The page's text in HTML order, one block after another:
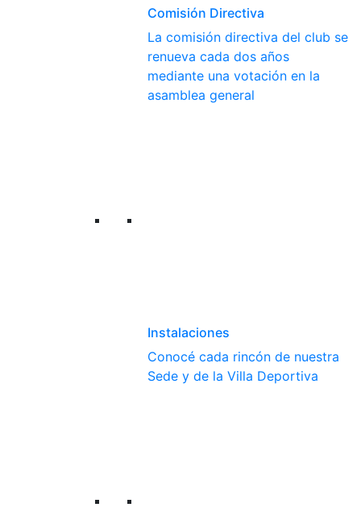
Comisión Directiva
La comisión directiva del club se
renueva cada dos años
mediante una votación en la
asamblea general
Instalaciones
Conocé cada rincón de nuestra
Sede y de la Villa Deportiva